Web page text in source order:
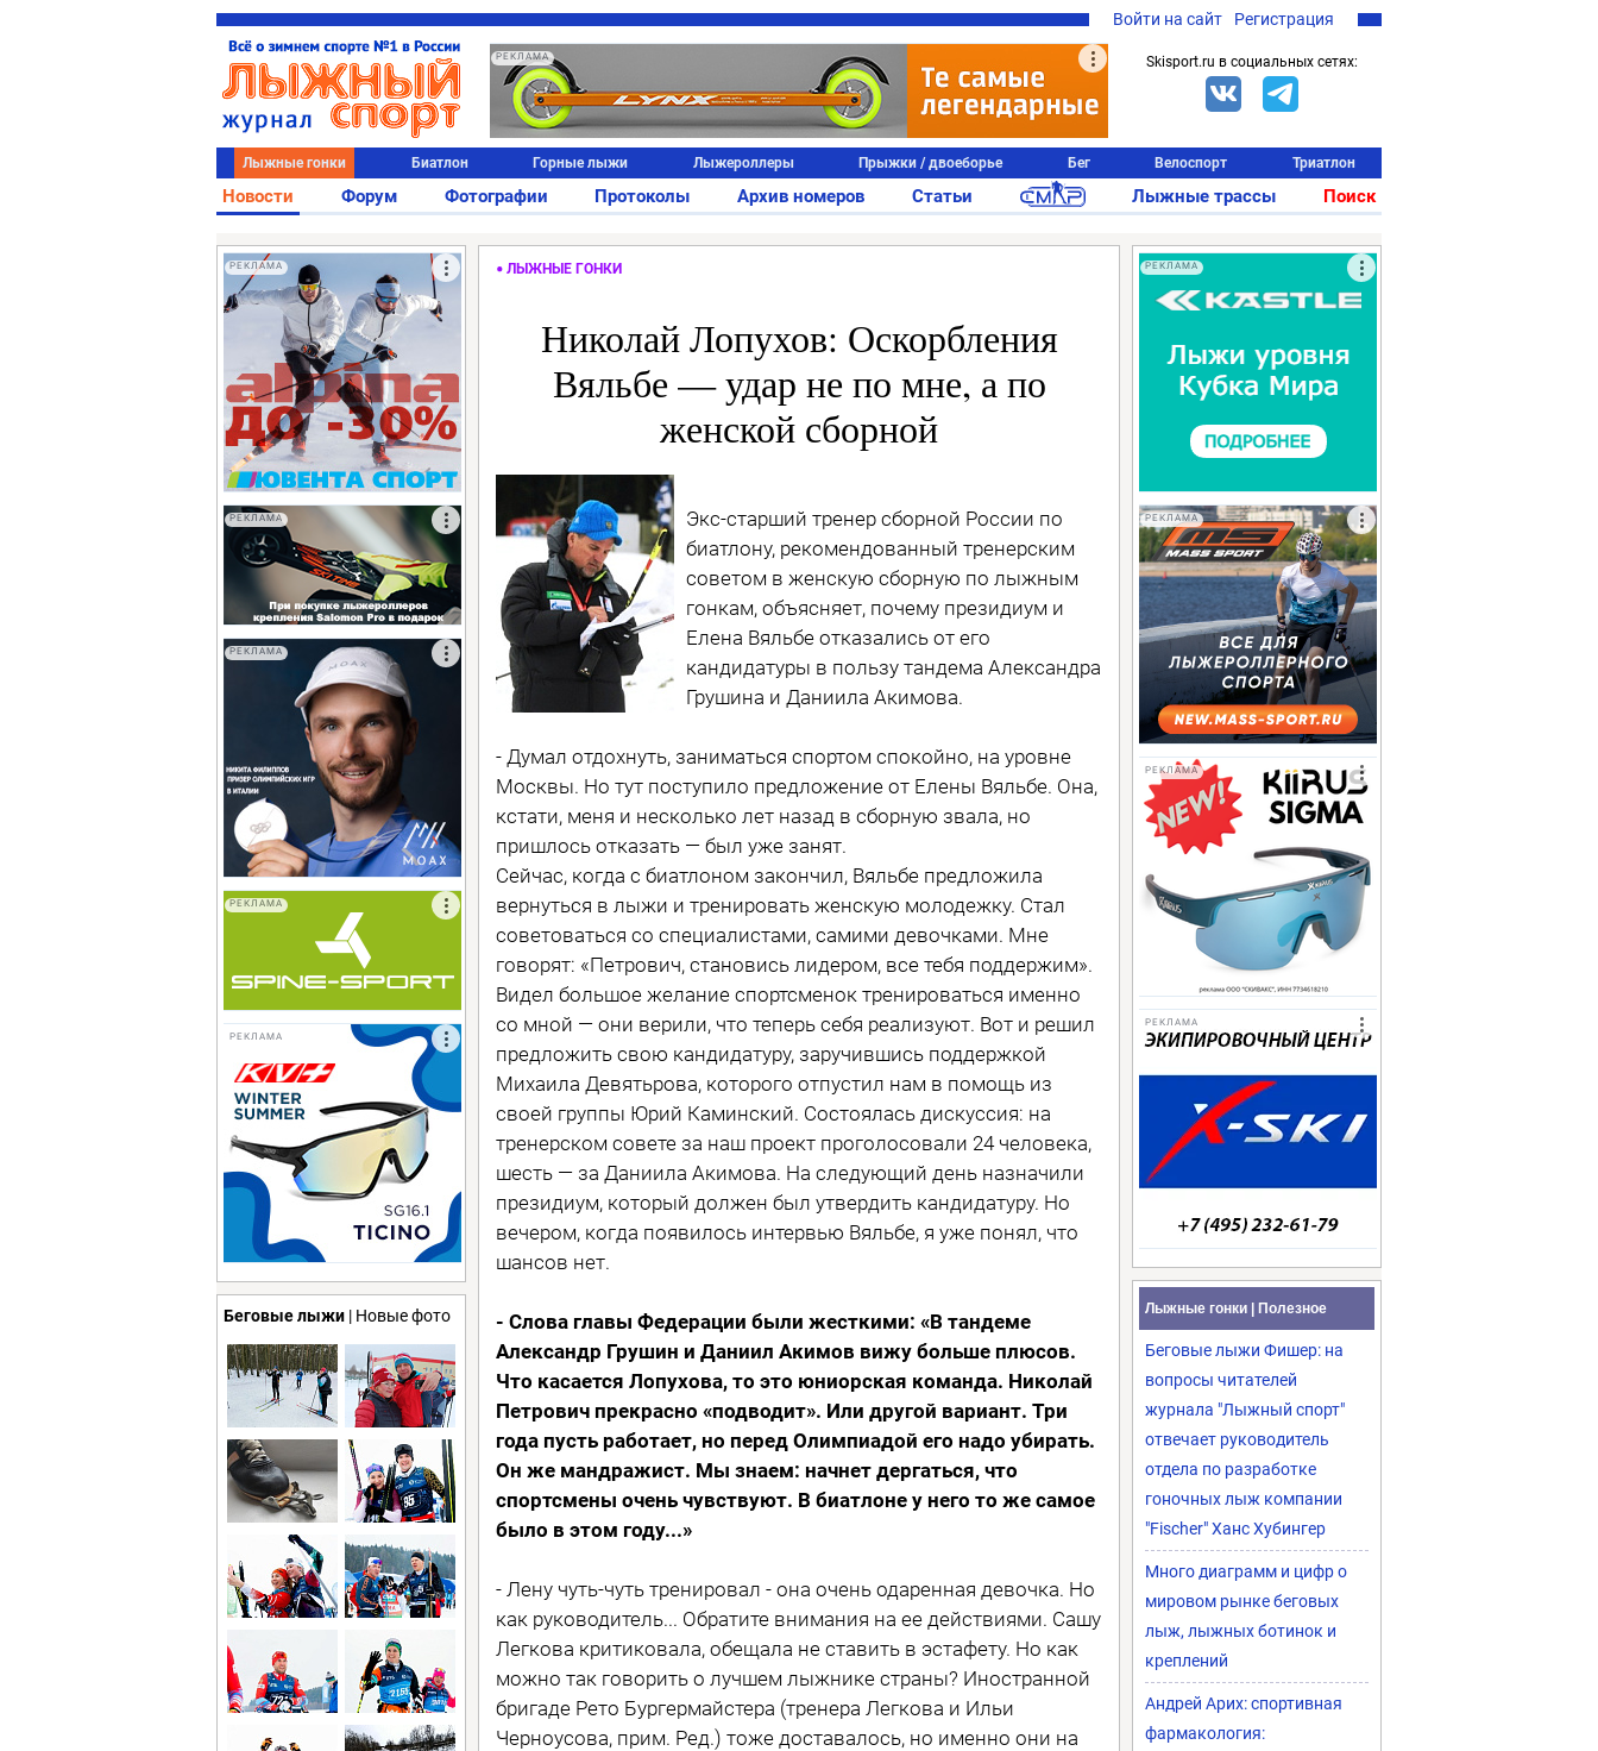
Войти на сайт Регистрация
РЕКЛАМА Skisport.ru в социальных сетях:
Лыжные гонки Биатлон Горные лыжи Лыжероллеры Прыжки / двоеборье Бег Велоспорт Триатлон
Новости Форум Фотографии Протоколы Архив номеров Статьи Лыжные трассы Поиск
РЕКЛАМА
РЕКЛАМА
РЕКЛАМА
РЕКЛАМА
РЕКЛАМА
Беговые лыжи | Новые фото
ЛЫЖНЫЕ ГОНКИ
Николай Лопухов: Оскорбления
Вяльбе — удар не по мне, а по
женской сборной
Экс-старший тренер сборной России по
биатлону, рекомендованный тренерским
советом в женскую сборную по лыжным
гонкам, объясняет, почему президиум и
Елена Вяльбе отказались от его
кандидатуры в пользу тандема Александра
Грушина и Даниила Акимова.
- Думал отдохнуть, заниматься спортом спокойно, на уровне
Москвы. Но тут поступило предложение от Елены Вяльбе. Она,
кстати, меня и несколько лет назад в сборную звала, но
пришлось отказать — был уже занят.
Сейчас, когда с биатлоном закончил, Вяльбе предложила
вернуться в лыжи и тренировать женскую молодежку. Стал
советоваться со специалистами, самими девочками. Мне
говорят: «Петрович, становись лидером, все тебя поддержим».
Видел большое желание спортсменок тренироваться именно
со мной — они верили, что теперь себя реализуют. Вот и решил
предложить свою кандидатуру, заручившись поддержкой
Михаила Девятьрова, которого отпустил нам в помощь из
своей группы Юрий Каминский. Состоялась дискуссия: на
тренерском совете за наш проект проголосовали 24 человека,
шесть — за Даниила Акимова. На следующий день назначили
президиум, который должен был утвердить кандидатуру. Но
вечером, когда появилось интервью Вяльбе, я уже понял, что
шансов нет.
- Слова главы Федерации были жесткими: «В тандеме
Александр Грушин и Даниил Акимов вижу больше плюсов.
Что касается Лопухова, то это юниорская команда. Николай
Петрович прекрасно «подводит». Или другой вариант. Три
года пусть работает, но перед Олимпиадой его надо убирать.
Он же мандражист. Мы знаем: начнет дергаться, что
спортсмены очень чувствуют. В биатлоне у него то же самое
было в этом году...»
- Лену чуть-чуть тренировал - она очень одаренная девочка. Но
как руководитель... Обратите внимания на ее действиями. Сашу
Легкова критиковала, обещала не ставить в эстафету. Но как
можно так говорить о лучшем лыжнике страны? Иностранной
бригаде Рето Бургермайстера (тренера Легкова и Ильи
Черноусова, прим. Ред.) тоже доставалось, но именно они на
РЕКЛАМА
РЕКЛАМА
РЕКЛАМА
РЕКЛАМА
Лыжные гонки | Полезное
Беговые лыжи Фишер: на
вопросы читателей
журнала "Лыжный спорт"
отвечает руководитель
отдела по разработке
гоночных лыж компании
"Fischer" Ханс Хубингер
Много диаграмм и цифр о
мировом рынке беговых
лыж, лыжных ботинок и
креплений
Андрей Арих: спортивная
фармакология: